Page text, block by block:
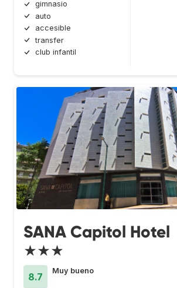
gimnasio
auto
accesible
transfer
club infantil
SANA Capitol Hotel
★★★
8.7
Muy bueno